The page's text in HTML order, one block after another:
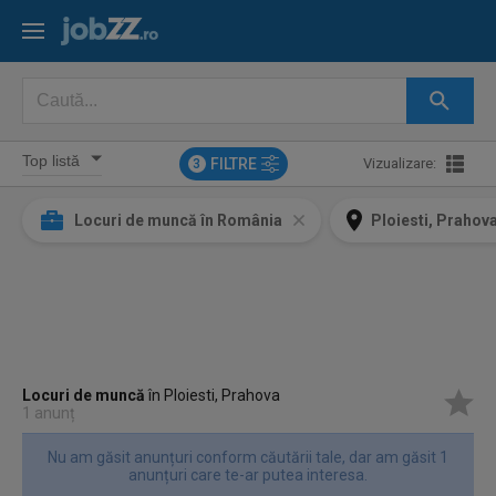
3 FILTRE Vizualizare:
Locuri de muncă în România Ploiesti,
Locuri de muncăîn Ploiesti, Prahova
1 anunț
Nu am găsit anunțuri conform căutării tale, dar am găsit 1
anunțuri care te-ar putea interesa.